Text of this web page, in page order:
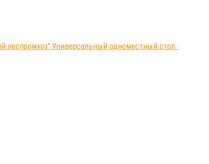
леспромхоз" Универсальный одноместный стол -